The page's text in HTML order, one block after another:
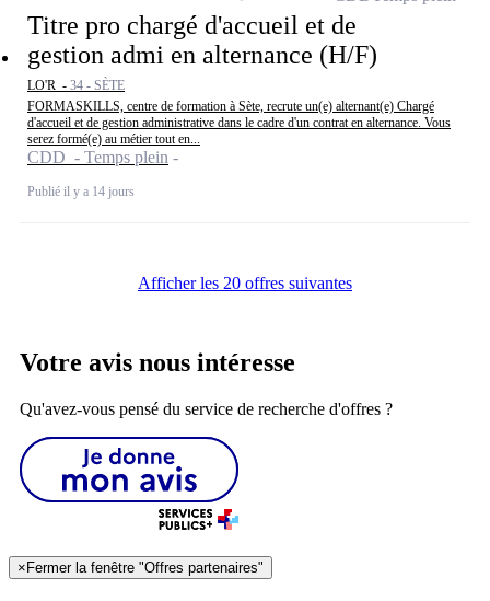
Titre pro chargé d'accueil et de
gestion admi en alternance (H/F)
LO'R - 34 - SÈTE
FORMASKILLS, centre de formation à Sète, recrute un(e) alternant(e) Chargé
d'accueil et de gestion administrative dans le cadre d'un contrat en alternance. Vous
serez formé(e) au métier tout en...
CDD - Temps plein
Publié il y a 14 jours
Afficher les 20 offres suivantes
Votre avis nous intéresse
Qu'avez-vous pensé du service de recherche d'offres ?
× Fermer la fenêtre "Offres partenaires"